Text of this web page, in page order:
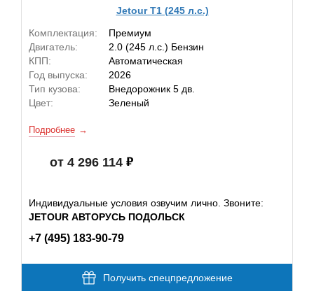
Jetour T1 (245 л.с.)
Комплектация:
Премиум
Двигатель:
2.0 (245 л.с.) Бензин
КПП:
Автоматическая
Год выпуска:
2026
Тип кузова:
Внедорожник 5 дв.
Цвет:
Зеленый
Подробнее
от 4 296 114
Индивидуальные условия озвучим лично. Звоните:
JETOUR АВТОРУСЬ ПОДОЛЬСК
+7 (495) 183-90-79
Получить спецпредложение